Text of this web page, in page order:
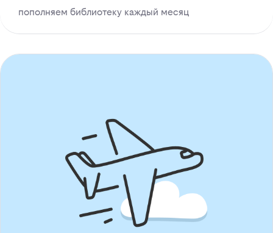
пополняем библиотеку каждый месяц